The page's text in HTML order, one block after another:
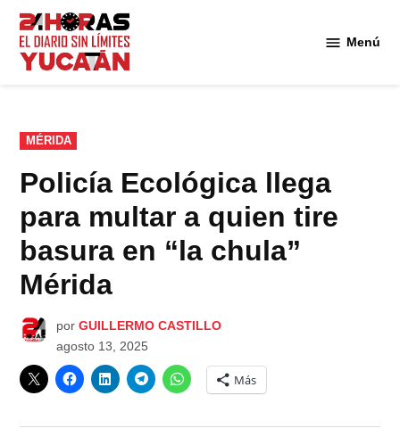
Saltar
contenido
Menú
PUBLICADO
EN
MÉRIDA
Policía Ecológica llega
para multar a quien tire
basura en “la chula”
Mérida
por GUILLERMO CASTILLO
agosto 13, 2025
Más